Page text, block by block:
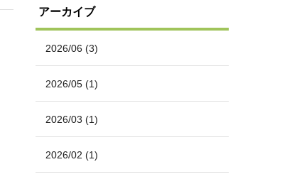
アーカイブ
2026/06 (3)
2026/05 (1)
2026/03 (1)
2026/02 (1)